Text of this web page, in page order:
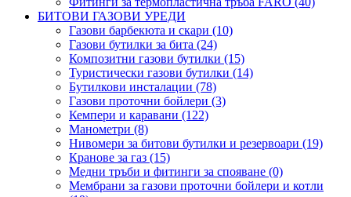
БИТОВИ ГАЗОВИ УРЕДИ
Газови барбекюта и скари (10)
Газови бутилки за бита (24)
Композитни газови бутилки (15)
Туристически газови бутилки (14)
Бутилкови инсталации (78)
Газови проточни бойлери (3)
Кемпери и каравани (122)
Манометри (8)
Нивомери за битови бутилки и резервоари (19)
Кранове за газ (15)
Медни тръби и фитинги за спояване (0)
Мембрани за газови проточни бойлери и котли